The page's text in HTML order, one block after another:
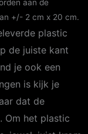
aan de
+/- 2 cm x 20 cm.
plastic
de juiste kant
je ook een
is kijk je
dat de
Om het plastic